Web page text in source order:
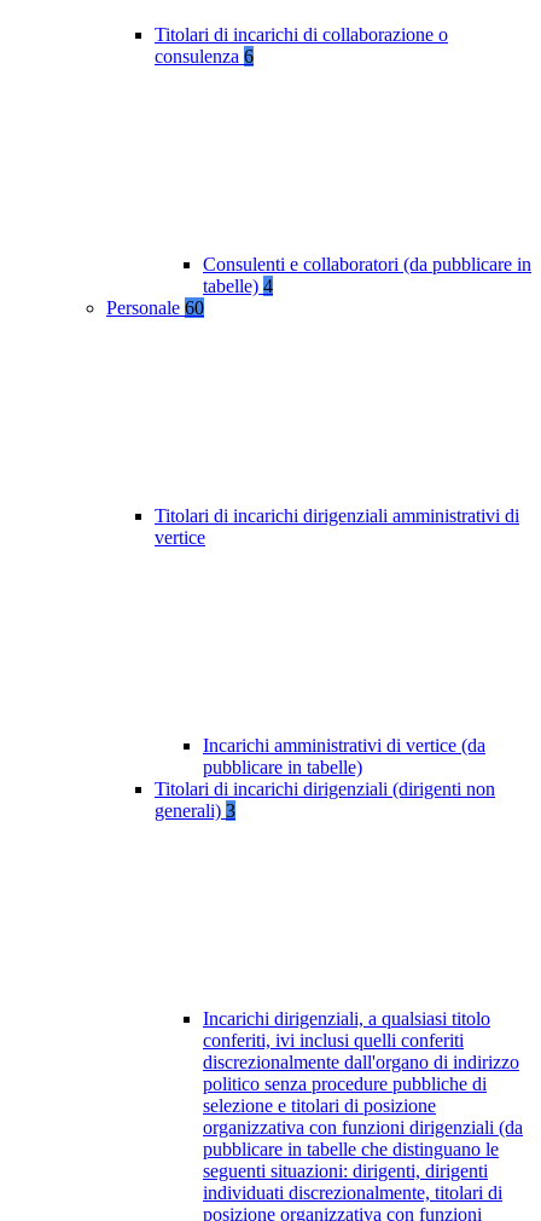
Titolari di incarichi di collaborazione o
consulenza 6
Consulenti e collaboratori (da pubblicare in
tabelle) 4
Personale 60
Titolari di incarichi dirigenziali amministrativi di
vertice
Incarichi amministrativi di vertice (da
pubblicare in tabelle)
Titolari di incarichi dirigenziali (dirigenti non
generali) 3
Incarichi dirigenziali, a qualsiasi titolo
conferiti, ivi inclusi quelli conferiti
discrezionalmente dall'organo di indirizzo
politico senza procedure pubbliche di
selezione e titolari di posizione
organizzativa con funzioni dirigenziali (da
pubblicare in tabelle che distinguano le
seguenti situazioni: dirigenti, dirigenti
individuati discrezionalmente, titolari di
posizione organizzativa con funzioni